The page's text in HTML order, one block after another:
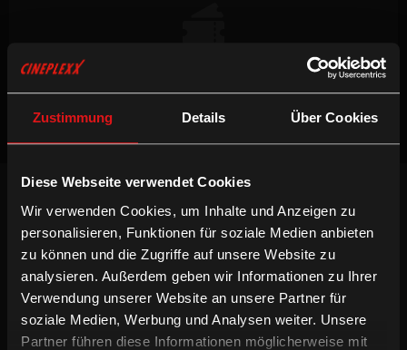
Zustimmung Details Über Cookies
Diese Webseite verwendet Cookies
Wir verwenden Cookies, um Inhalte und Anzeigen zu
personalisieren, Funktionen für soziale Medien anbieten
zu können und die Zugriffe auf unsere Website zu
analysieren. Außerdem geben wir Informationen zu Ihrer
Verwendung unserer Website an unsere Partner für
soziale Medien, Werbung und Analysen weiter. Unsere
Partner führen diese Informationen möglicherweise mit
Keine Vorstellungen verfügbar
Willst du keinen Film verpassen, registriere
dich beim Newsletter um am Laufenden zu
bleiben!
ANMELDEN
INFORMATION
FOLGE UNS